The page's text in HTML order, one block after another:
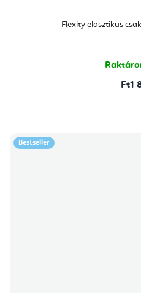
Flexity elasztikus
Ft1
Bestseller